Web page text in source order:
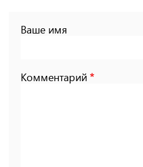
Ваше имя
Комментарий